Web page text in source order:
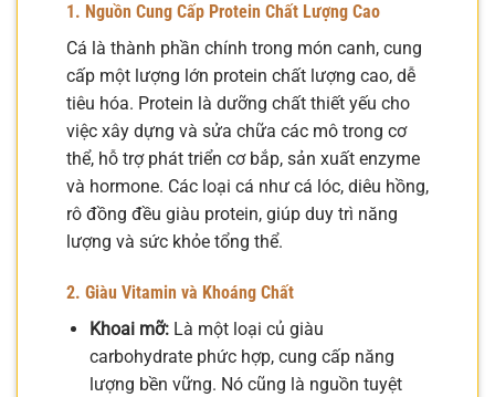
1. Nguồn Cung Cấp Protein Chất Lượng Cao
Cá là thành phần chính trong món canh, cung
cấp một lượng lớn protein chất lượng cao, dễ
tiêu hóa. Protein là dưỡng chất thiết yếu cho
việc xây dựng và sửa chữa các mô trong cơ
thể, hỗ trợ phát triển cơ bắp, sản xuất enzyme
và hormone. Các loại cá như cá lóc, diêu hồng,
rô đồng đều giàu protein, giúp duy trì năng
lượng và sức khỏe tổng thể.
2. Giàu Vitamin và Khoáng Chất
Khoai mỡ:Là một loại củ giàu
carbohydrate phức hợp, cung cấp năng
lượng bền vững. Nó cũng là nguồn tuyệt